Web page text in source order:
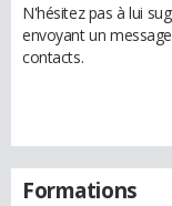
N'hésitez pas à lui
envoyant un
contacts.
Formations